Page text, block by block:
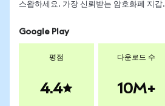
스왑하세요. 가장 신뢰받는 암호화폐 지갑.
Google Play
평점
4.4
다운로드 수
10M+